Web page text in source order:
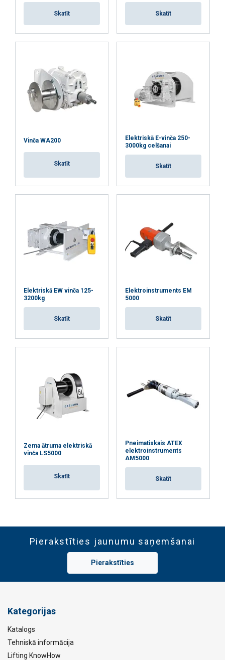
Skatīt Skatīt
Vinča WA200
Skatīt
Elektriskā E-vinča 250-
3000kg celšanai
Skatīt
Elektriskā EW vinča 125-
3200kg
Skatīt
Elektroinstruments EM
5000
Skatīt
Zema ātruma elektriskā
vinča LS5000
Skatīt
Pneimatiskais ATEX
elektroinstruments
AM5000
Skatīt
Pierakstīties jaunumu saņemšanai
Pierakstīties
Kategorijas
Katalogs
Tehniskā informācija
Lifting KnowHow